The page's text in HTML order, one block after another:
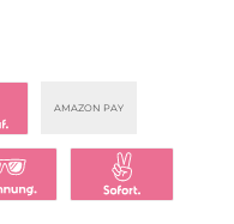
AMAZON PAY